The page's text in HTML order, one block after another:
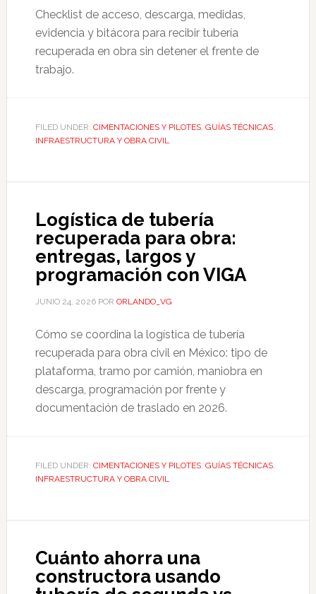
Checklist de acceso, descarga, medidas,
evidencia y bitácora para recibir tubería
recuperada en obra sin detener el frente de
trabajo.
FILED UNDER: CIMENTACIONES Y PILOTES, GUÍAS TÉCNICAS,
INFRAESTRUCTURA Y OBRA CIVIL
Logística de tubería
recuperada para obra:
entregas, largos y
programación con VIGA
JUNIO 24, 2026POR ORLANDO_VG
Cómo se coordina la logística de tubería
recuperada para obra civil en México: tipo de
plataforma, tramo por camión, maniobra en
descarga, programación por frente y
documentación de traslado en 2026.
FILED UNDER: CIMENTACIONES Y PILOTES, GUÍAS TÉCNICAS,
INFRAESTRUCTURA Y OBRA CIVIL
Cuánto ahorra una
constructora usando